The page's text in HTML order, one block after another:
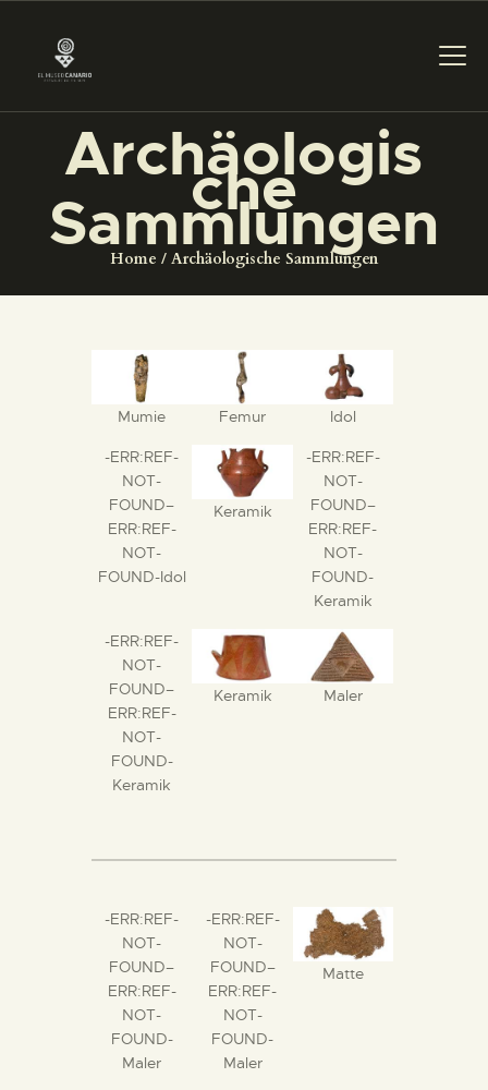
Archäologis
che
Sammlungen
Home Archäologische Sammlungen
DAS MUSEUM
DIENSTLEISTUNGEN
DEUTSCH
DAS MUSEUM
DIENSTLEISTUNGEN
DIGITALE RESSOURCEN
DEUTSCH
Mumie Femur Idol
-ERR:REF-
NOT-
FOUND–
ERR:REF-
NOT-
FOUND-Idol
Keramik
-ERR:REF-
NOT-
FOUND–
ERR:REF-
NOT-
FOUND-
Keramik
-ERR:REF-
NOT-
FOUND–
ERR:REF-
NOT-
FOUND-
Keramik
Keramik Maler
-ERR:REF-
NOT-
FOUND–
ERR:REF-
NOT-
FOUND-
Maler
-ERR:REF-
NOT-
FOUND–
ERR:REF-
NOT-
FOUND-
Maler
Matte